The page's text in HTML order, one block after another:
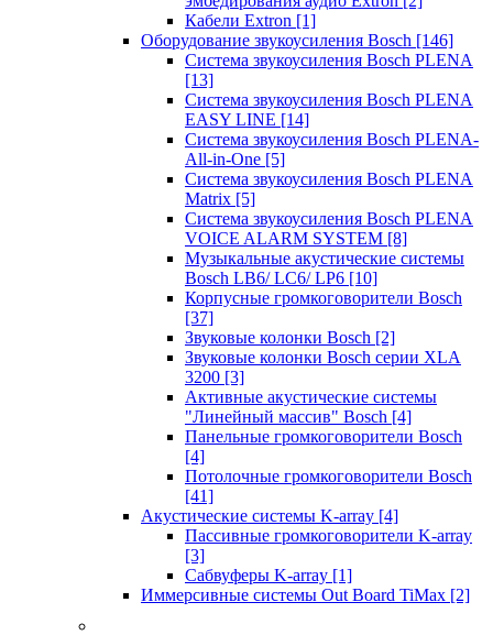
Кабели Extron [1]
Оборудование звукоусиления Bosch [146]
Система звукоусиления Bosch PLENA
[13]
Система звукоусиления Bosch PLENA
EASY LINE [14]
Система звукоусиления Bosch PLENA-
All-in-One [5]
Система звукоусиления Bosch PLENA
Matrix [5]
Система звукоусиления Bosch PLENA
VOICE ALARM SYSTEM [8]
Музыкальные акустические системы
Bosch LB6/ LC6/ LP6 [10]
Корпусные громкоговорители Bosch
[37]
Звуковые колонки Bosch [2]
Звуковые колонки Bosch серии XLA
3200 [3]
Активные акустические системы
"Линейный массив" Bosch [4]
Панельные громкоговорители Bosch
[4]
Потолочные громкоговорители Bosch
[41]
Акустические системы K-array [4]
Пассивные громкоговорители K-array
[3]
Сабвуферы K-array [1]
Иммерсивные системы Out Board TiMax [2]